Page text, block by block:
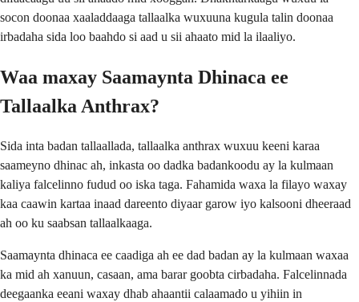
socon doonaa xaaladdaaga tallaalka wuxuuna kugula talin doonaa
irbadaha sida loo baahdo si aad u sii ahaato mid la ilaaliyo.
Waa maxay Saamaynta Dhinaca ee
Tallaalka Anthrax?
Sida inta badan tallaallada, tallaalka anthrax wuxuu keeni karaa
saameyno dhinac ah, inkasta oo dadka badankoodu ay la kulmaan
kaliya falcelinno fudud oo iska taga. Fahamida waxa la filayo waxay
kaa caawin kartaa inaad dareento diyaar garow iyo kalsooni dheeraad
ah oo ku saabsan tallaalkaaga.
Saamaynta dhinaca ee caadiga ah ee dad badan ay la kulmaan waxaa
ka mid ah xanuun, casaan, ama barar goobta cirbadaha. Falcelinnada
deegaanka eeani waxay dhab ahaantii calaamado u yihiin in